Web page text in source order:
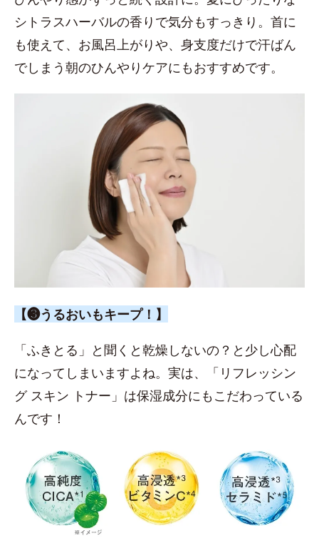
シトラスハーバルの香りで気分もすっきり。首に
も使えて、お風呂上がりや、身支度だけで汗ばん
でしまう朝のひんやりケアにもおすすめです。
【❸うるおいもキープ！】
「ふきとる」と聞くと乾燥しないの？と少し心配
になってしまいますよね。実は、「リフレッシン
グ スキン トナー」は保湿成分にもこだわっている
んです！